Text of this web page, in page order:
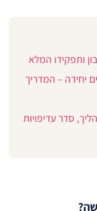
ותפקידו המלא
יחידה – המדריך
סדר עדיפויות